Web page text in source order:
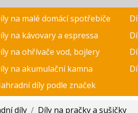
na malé domácí spotřebiče
na kávovary a espressa
na ohřívače vod, bojlery
na akumulační kamna
díly podle značek
díly / Díly na pračky a sušičky